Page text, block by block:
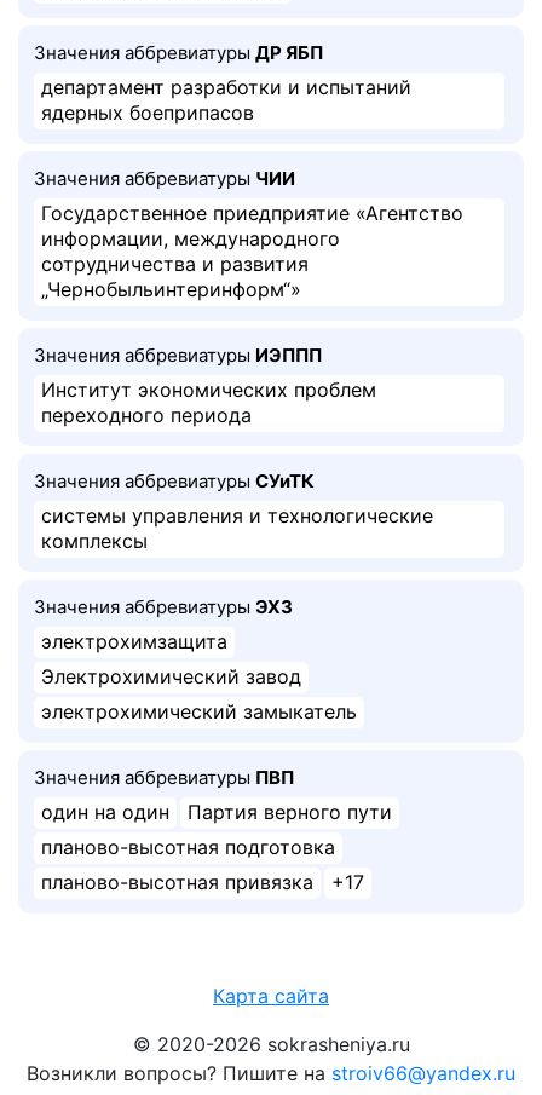
Значения аббревиатуры ДР ЯБП
департамент разработки и испытаний
ядерных боеприпасов
Значения аббревиатуры ЧИИ
Государственное приедприятие «Агентство
информации, международного
сотрудничества и развития
„Чернобыльинтеринформ“»
Значения аббревиатуры ИЭППП
Институт экономических проблем
переходного периода
Значения аббревиатуры СУиТК
системы управления и технологические
комплексы
Значения аббревиатуры ЭХЗ
электрохимзащита
Электрохимический завод
электрохимический замыкатель
Значения аббревиатуры ПВП
один на один
Партия верного пути
планово-высотная подготовка
планово-высотная привязка
+17
Карта сайта
© 2020-2026 sokrasheniya.ru
Возникли вопросы? Пишите на stroiv66@yandex.ru